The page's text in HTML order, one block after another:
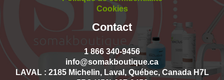
Cookies
Contact
1 866 340-9456
info@somakboutique.ca
LAVAL : 2185 Michelin, Laval, Québec, Canada H7L